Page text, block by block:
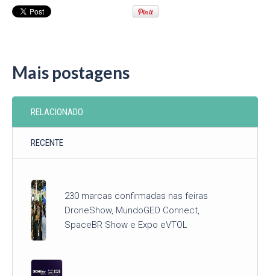
Mais postagens
RELACIONADO
RECENTE
230 marcas confirmadas nas feiras
DroneShow, MundoGEO Connect,
SpaceBR Show e Expo eVTOL